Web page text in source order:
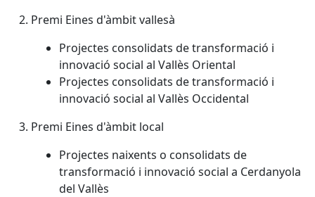
Premi Eines d'àmbit vallesà
Projectes consolidats de transformació i
innovació social al Vallès Oriental
Projectes consolidats de transformació i
innovació social al Vallès Occidental
Premi Eines d'àmbit local
Projectes naixents o consolidats de
transformació i innovació social a Cerdanyola
del Vallès